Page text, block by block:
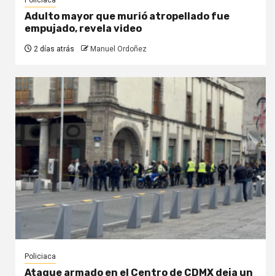
Adulto mayor que murió atropellado fue
empujado, revela video
2 días atrás Manuel Ordoñez
Policiaca
Ataque armado en el Centro de CDMX deja un